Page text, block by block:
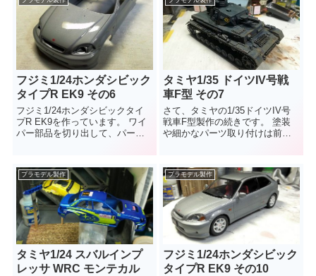
フジミ1/24ホンダシビック
タイプR EK9 その6
フジミ1/24ホンダシビックタイ
プR EK9を作っています。 ワイ
パー部品を切り出して、パーテ
タミヤ1/35 ドイツIV号戦
車F型 その7
さて、タミヤの1/35ドイツIV号
戦車F型製作の続きです。 塗装
や細かなパーツ取り付けは前回
ウェ...
プラモデル製作
タミヤ1/24 スバルインプ
レッサ WRC モンテカル
プラモデル製作
フジミ1/24ホンダシビック
タイプR EK9 その10